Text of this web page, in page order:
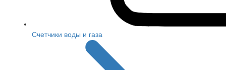
Счетчики воды и газа